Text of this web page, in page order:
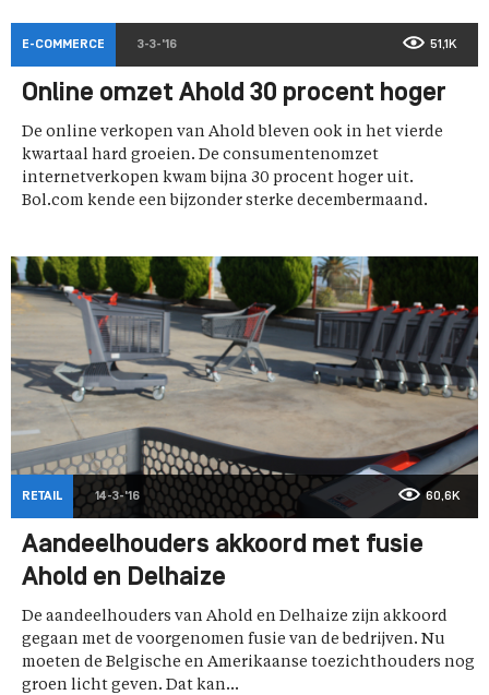
E-COMMERCE 3-3-'16 51,1K
Online omzet Ahold 30 procent hoger
De online verkopen van Ahold bleven ook in het vierde
kwartaal hard groeien. De consumentenomzet
internetverkopen kwam bijna 30 procent hoger uit.
Bol.com kende een bijzonder sterke decembermaand.
RETAIL 14-3-'16 60,6K
Aandeelhouders akkoord met fusie
Ahold en Delhaize
De aandeelhouders van Ahold en Delhaize zijn akkoord
gegaan met de voorgenomen fusie van de bedrijven. Nu
moeten de Belgische en Amerikaanse toezichthouders nog
groen licht geven. Dat kan...